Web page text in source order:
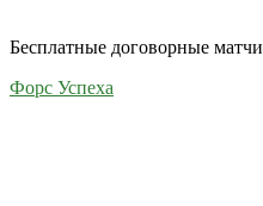
Бесплатные договорные матчи
Форс Успеха